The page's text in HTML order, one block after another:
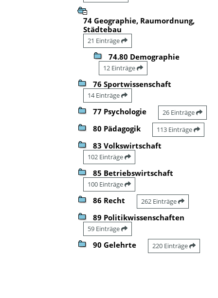
74 Geographie, Raumordnung,
Städtebau
21 Einträge
74.80 Demographie
12 Einträge
76 Sportwissenschaft
14 Einträge
77 Psychologie 26 Einträge
80 Pädagogik 113 Einträge
83 Volkswirtschaft
102 Einträge
85 Betriebswirtschaft
100 Einträge
86 Recht 262 Einträge
89 Politikwissenschaften
59 Einträge
90 Gelehrte 220 Einträge